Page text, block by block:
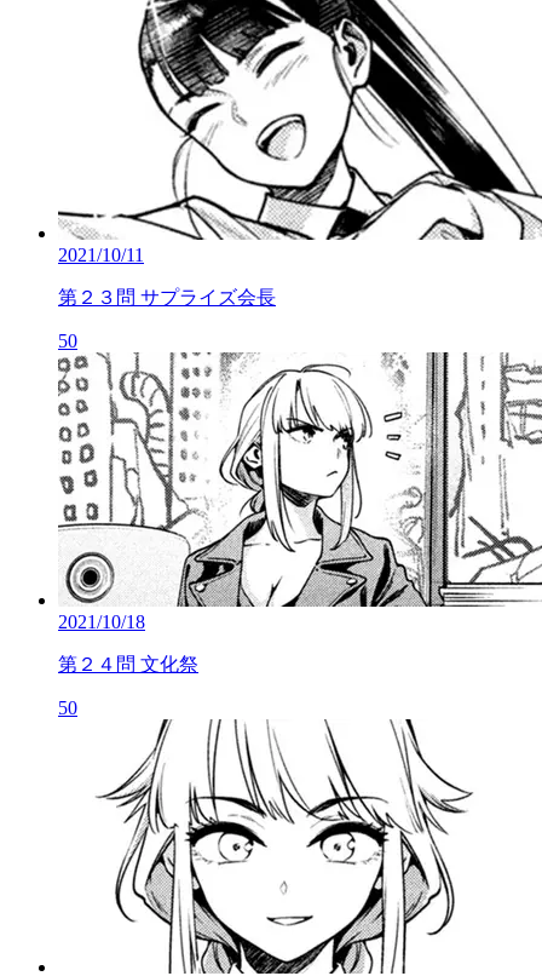
2021/10/11
第２３問 サプライズ会長
50
2021/10/18
第２４問 文化祭
50